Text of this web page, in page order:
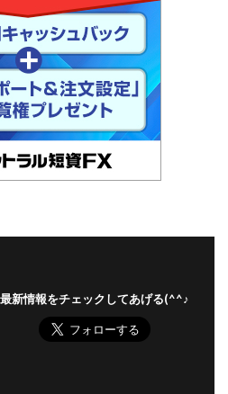
最新情報をチェックしてあげる(^^♪